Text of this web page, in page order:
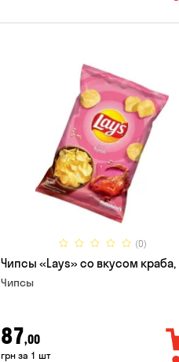
(0)
Чипсы «Lays» со вкусом краба,
Чипсы
87,00
грн за 1 шт